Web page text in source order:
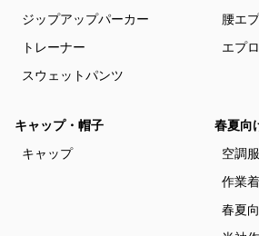
ジップアップパーカー
トレーナー
スウェットパンツ
腰エ
エプ
キャップ・帽子
キャップ
春夏向
空調
作業
春夏